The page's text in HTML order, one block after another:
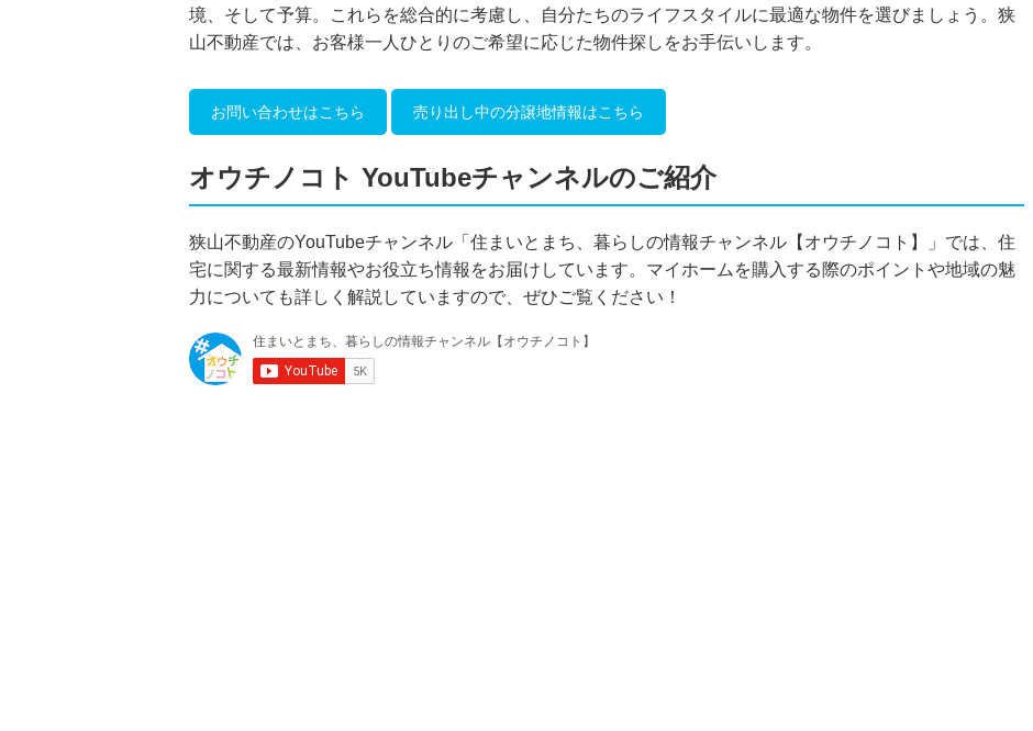
境、そして予算。これらを総合的に考慮し、自分たちのライフスタイルに最適な物件を選びましょう。狭
山不動産では、お客様一人ひとりのご希望に応じた物件探しをお手伝いします。
お問い合わせはこちら 売り出し中の分譲地情報はこちら
オウチノコト YouTubeチャンネルのご紹介
狭山不動産のYouTubeチャンネル「住まいとまち、暮らしの情報チャンネル【オウチノコト】」では、住
宅に関する最新情報やお役立ち情報をお届けしています。マイホームを購入する際のポイントや地域の魅
力についても詳しく解説していますので、ぜひご覧ください！